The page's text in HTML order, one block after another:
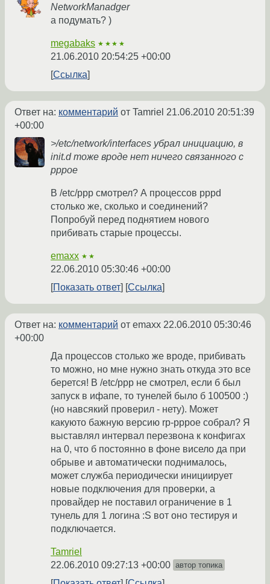
NetworkManadger
а подумать? )
megabaks ★★★★
21.06.2010 20:54:25 +00:00
Ссылка
Ответ на: комментарий от Tamriel 21.06.2010 20:51:39
+00:00
>/etc/network/interfaces убрал инициацию, в
init.d тоже вроде нет ничего связанного с
pppoe
В /etc/ppp смотрел? А процессов pppd
столько же, сколько и соединений?
Попробуй перед поднятием нового
прибивать старые процессы.
emaxx ★★
22.06.2010 05:30:46 +00:00
Показать ответ
Ссылка
Ответ на: комментарий от emaxx 22.06.2010 05:30:46
+00:00
Да процессов столько же вроде, прибивать
то можно, но мне нужно знать откуда это все
берется! В /etc/ppp не смотрел, если б был
запуск в ифапе, то тунелей было б 100500 :)
(но навсякий проверил - нету). Может
какуюто бажную версию rp-pppoe собрал? Я
выставлял интервал перезвона к конфигах
на 0, что б постоянно в фоне висело да при
обрыве и автоматически поднималось,
может служба периодически инициирует
новые подключения для проверки, а
провайдер не поставил ограничение в 1
тунель для 1 логина :S вот оно тестируя и
подключается.
Tamriel
22.06.2010 09:27:13 +00:00 автор топика